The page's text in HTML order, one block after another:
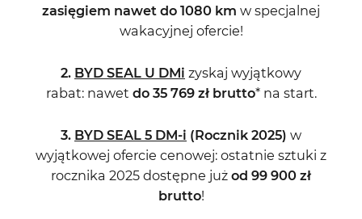
zasięgiem nawet do 1080 km w specjalnej
wakacyjnej ofercie!
2. BYD SEAL U DMi zyskaj wyjątkowy
rabat: nawet do 35 769 zł brutto* na start.
3. BYD SEAL 5 DM-i (Rocznik 2025) w
wyjątkowej ofercie cenowej: ostatnie sztuki z
rocznika 2025 dostępne już od 99 900 zł
brutto!